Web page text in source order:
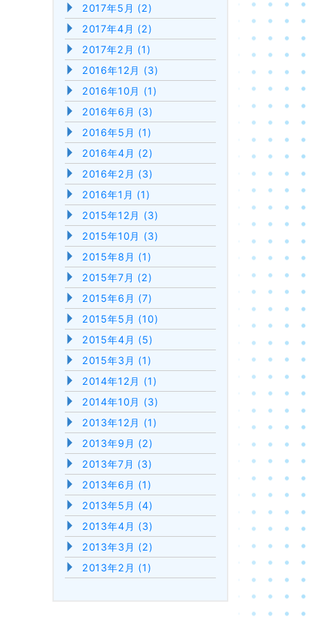
2017年5月 (2)
2017年4月 (2)
2017年2月 (1)
2016年12月 (3)
2016年10月 (1)
2016年6月 (3)
2016年5月 (1)
2016年4月 (2)
2016年2月 (3)
2016年1月 (1)
2015年12月 (3)
2015年10月 (3)
2015年8月 (1)
2015年7月 (2)
2015年6月 (7)
2015年5月 (10)
2015年4月 (5)
2015年3月 (1)
2014年12月 (1)
2014年10月 (3)
2013年12月 (1)
2013年9月 (2)
2013年7月 (3)
2013年6月 (1)
2013年5月 (4)
2013年4月 (3)
2013年3月 (2)
2013年2月 (1)